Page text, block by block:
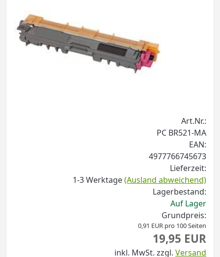
Art.Nr.:
PC BR521-MA
EAN:
4977766745673
Lieferzeit:
1-3 Werktage(Ausland abweichend)
Lagerbestand:
Auf Lager
Grundpreis:
0,91 EUR pro 100 Seiten
19,95 EUR
inkl. MwSt. zzgl. Versand